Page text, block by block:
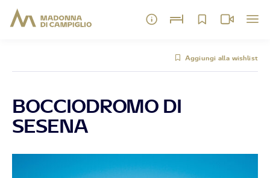
Aggiungi alla wishlist
BOCCIODROMO DI
SESENA